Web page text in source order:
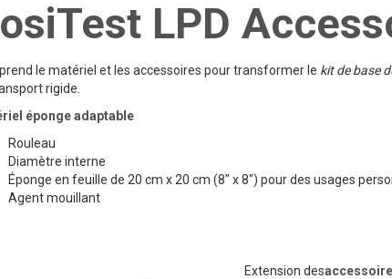
LPD
le matériel et les accessoires pour transformer le kit de base
rigide.
éponge adaptable
Rouleau
Diamètre interne
Éponge en feuille de 20 cm x 20 cm (8" x 8") pour des usages
Agent mouillant
‍Extension des